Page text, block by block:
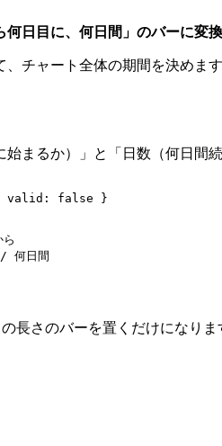
日目に、何日間」のバーに変
チャート全体の期間を決めます
まるか）」と「日数（何日間
valid: false }
何日間
の長さのバーを置くだけになり